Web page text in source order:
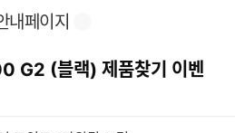
내페이지
기
G2 (블랙) 제품찾기 이벤